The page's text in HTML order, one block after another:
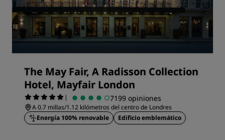
The May Fair, A Radisson Collection
Hotel, Mayfair London
| 7199 opiniones
A 0.7 millas/1.12 kilómetros del centro de Londres
Energía 100% renovable
Edificio emblemático